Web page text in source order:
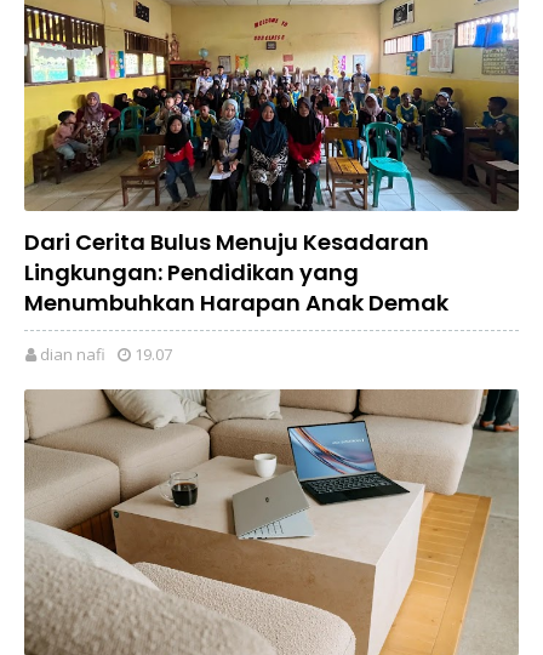
Dari Cerita Bulus Menuju Kesadaran
Lingkungan: Pendidikan yang
Menumbuhkan Harapan Anak Demak
dian nafi 19.07